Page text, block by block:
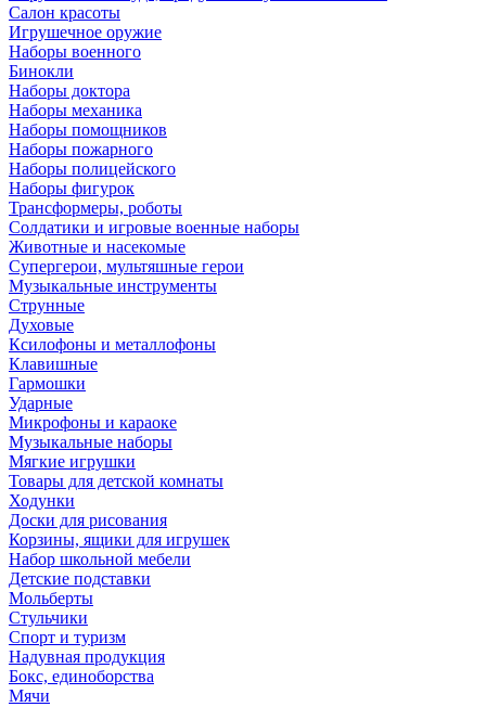
Салон красоты
Игрушечное оружие
Наборы военного
Бинокли
Наборы доктора
Наборы механика
Наборы помощников
Наборы пожарного
Наборы полицейского
Наборы фигурок
Трансформеры, роботы
Солдатики и игровые военные наборы
Животные и насекомые
Супергерои, мультяшные герои
Музыкальные инструменты
Струнные
Духовые
Ксилофоны и металлофоны
Клавишные
Гармошки
Ударные
Микрофоны и караоке
Музыкальные наборы
Мягкие игрушки
Товары для детской комнаты
Ходунки
Доски для рисования
Корзины, ящики для игрушек
Набор школьной мебели
Детские подставки
Мольберты
Стульчики
Спорт и туризм
Надувная продукция
Бокс, единоборства
Мячи